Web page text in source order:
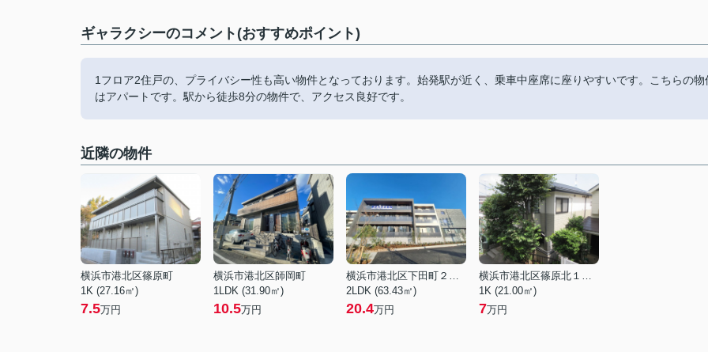
ギャラクシーのコメント(おすすめポイント)
1フロア2住戸の、プライバシー性も高い物件となっております。始発駅が近く、乗車中座席に座りやすいです。こちらの物
はアパートです。駅から徒歩8分の物件で、アクセス良好です。
近隣の物件
横浜市港北区篠原町
1K (27.16㎡)
7.5万円
横浜市港北区師岡町
1LDK (31.90㎡)
10.5万円
横浜市港北区下田町２丁目
2LDK (63.43㎡)
20.4万円
横浜市港北区篠原北１丁目
1K (21.00㎡)
7万円